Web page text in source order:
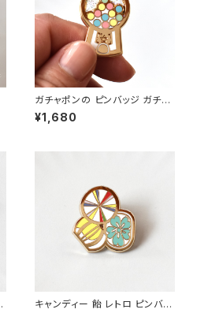
ガチャポンの ピンバッジ ガチャ
ガチャ ピンバッジ エナメルピ
ン ブローチ アクセサリー
¥1,680
キャンディー 飴 レトロ ピンバッ